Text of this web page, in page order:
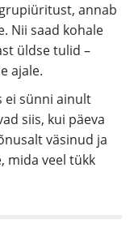
annab
Nii saad kohale
üldse tulid –
ajale.
ei sünni ainult
siis, kui päeva
väsinud ja
mida veel tükk